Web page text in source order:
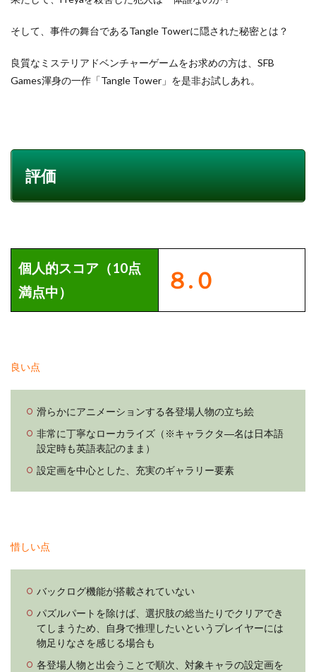
そして、事件の舞台であるTangle Towerに隠された秘密とは？
良質なミステリアドベンチャーゲームをお求めの方は、SFB
Games渾身の一作「Tangle Tower」を是非お試しあれ。
評価
個人的スコア（10点
満点中）
８.０
良い点
滑らかにアニメーションする各登場人物の立ち絵
非常に丁寧なローカライズ（※キャラクタ―名は日本語
設定時も英語表記のまま）
設定画を中心とした、充実のギャラリー要素
惜しい点
バックログ機能が搭載されていない
パズルパートを除けば、選択肢の総当たりでクリアでき
てしまうため、自身で推理したいというプレイヤーには
物足りなさを感じる場合も
各登場人物と出会うことで順次、対象キャラの設定画を